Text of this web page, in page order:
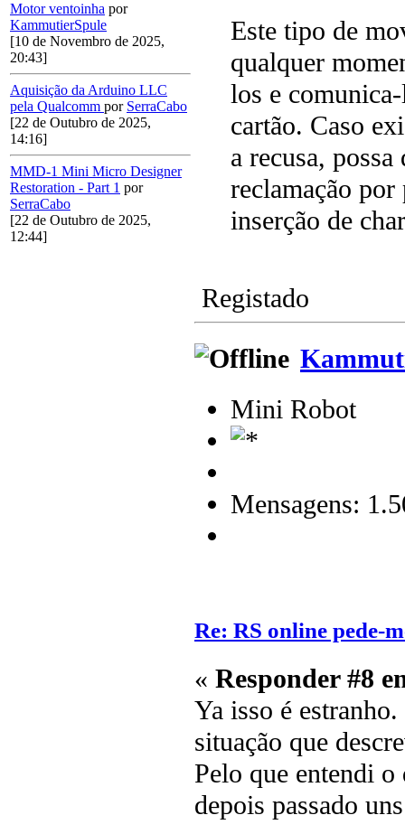
Motor ventoinha por
KammutierSpule
[10 de Novembro de 2025,
20:43]
Aquisição da Arduino LLC
pela Qualcomm por SerraCabo
[22 de Outubro de 2025,
14:16]
MMD-1 Mini Micro Designer
Restoration - Part 1 por
SerraCabo
[22 de Outubro de 2025,
12:44]
Este tipo de
qualquer
los e
cartão. Caso
a recusa,
reclamação por
inserção de
Registado
Mini Robot
Mensagens:
Re: RS online pede-
« Responder #8
Ya isso é
situação que
Pelo que entendi
depois passado